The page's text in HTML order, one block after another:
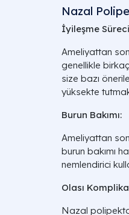
Nazal
İyileşme
Ameliyattan
genellikle
size bazı
yüksekte
Burun Bakımı:
Ameliyattan
burun bakımı
nemlendirici
Olası
Nazal